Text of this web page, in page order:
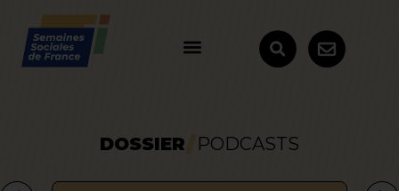
DOSSIER PODCASTS